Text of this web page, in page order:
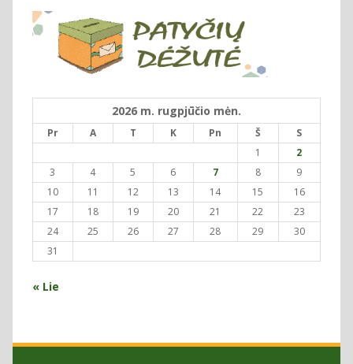
2026 m. rugpjūčio mėn.
Pr A T K Pn Š
S
1
2
3
4 5 6 7 8
9
10
11 12 13 14 15
16
17
18 19 20 21 22
23
24
25 26 27 28 29
30
31
« Lie